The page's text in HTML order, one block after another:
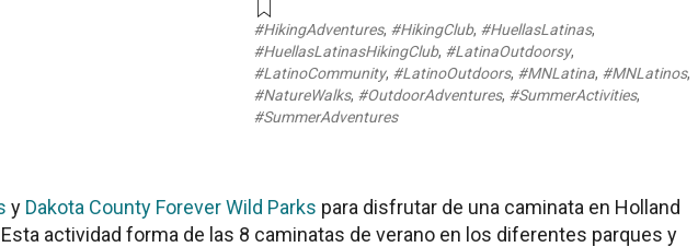
#HikingAdventures, #HikingClub, #HuellasLatinas,
#HuellasLatinasHikingClub, #LatinaOutdoorsy,
#LatinoCommunity, #LatinoOutdoors, #MNLatina, #MNLatinos,
#NatureWalks, #OutdoorAdventures, #SummerActivities,
#SummerAdventures
y Dakota County Forever Wild Parks para disfrutar de una caminata en Holland
Esta actividad forma de las 8 caminatas de verano en los diferentes parques y